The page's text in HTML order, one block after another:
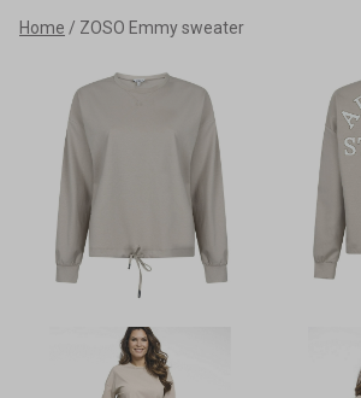
ZOSO
Emmy
sweater
Capisce
Mode
Home ZOSO Emmy sweater